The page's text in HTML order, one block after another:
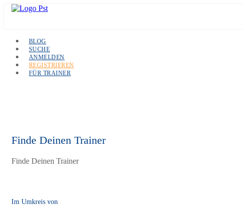
BLOG
SUCHE
ANMELDEN
REGISTRIEREN
FÜR TRAINER
Finde Deinen Trainer
Finde Deinen Trainer
Im Umkreis von